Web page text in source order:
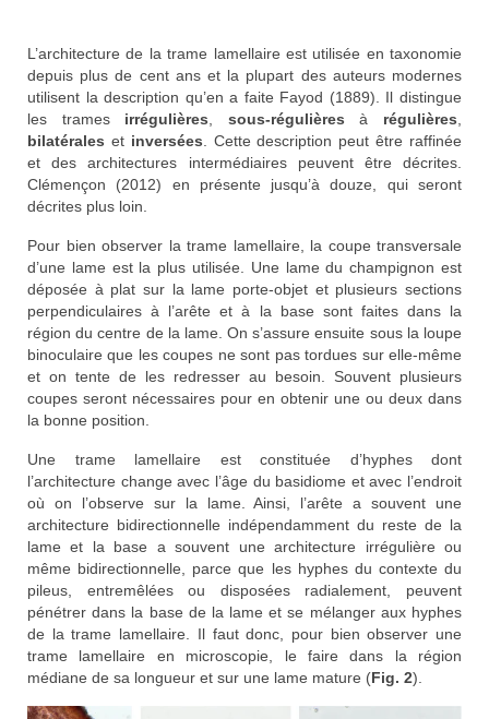
L’architecture de la trame lamellaire est utilisée en taxonomie
depuis plus de cent ans et la plupart des auteurs modernes
utilisent la description qu’en a faite Fayod (1889). Il distingue
les trames irrégulières sous-régulières à régulières
bilatérales et inversées . Cette description peut être raffinée
et des architectures intermédiaires peuvent être décrites.
Clémençon (2012) en présente jusqu’à douze, qui seront
décrites plus loin.
Pour bien observer la trame lamellaire, la coupe transversale
d’une lame est la plus utilisée. Une lame du champignon est
déposée à plat sur la lame porte-objet et plusieurs sections
perpendiculaires à l’arête et à la base sont faites dans la
région du centre de la lame. On s’assure ensuite sous la loupe
binoculaire que les coupes ne sont pas tordues sur elle-même
et on tente de les redresser au besoin. Souvent plusieurs
coupes seront nécessaires pour en obtenir une ou deux dans
la bonne position.
Une trame lamellaire est constituée d’hyphes dont
l’architecture change avec l’âge du basidiome et avec l’endroit
où on l’observe sur la lame. Ainsi, l’arête a souvent une
architecture bidirectionnelle indépendamment du reste de la
lame et la base a souvent une architecture irrégulière ou
même bidirectionnelle, parce que les hyphes du contexte du
pileus, entremêlées ou disposées radialement, peuvent
pénétrer dans la base de la lame et se mélanger aux hyphes
de la trame lamellaire. Il faut donc, pour bien observer une
trame lamellaire en microscopie, le faire dans la région
médiane de sa longueur et sur une lame mature (Fig. 2).